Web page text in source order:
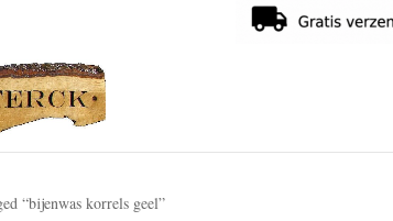
“bijenwas korrels geel”